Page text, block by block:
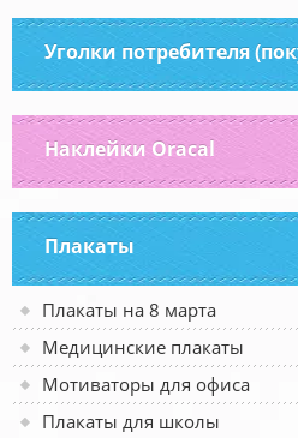
Уголки потребителя
Наклейки Oracal
Плакаты
Плакаты на 8 марта
Медицинские плакаты
Мотиваторы для офиса
Плакаты для школы